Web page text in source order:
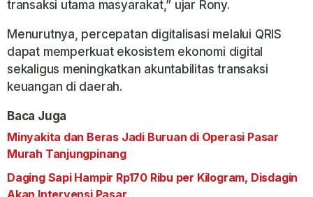
transaksi utama masyarakat,” ujar Rony.
Menurutnya, percepatan digitalisasi melalui QRIS
dapat memperkuat ekosistem ekonomi digital
sekaligus meningkatkan akuntabilitas transaksi
keuangan di daerah.
Baca Juga
Minyakita dan Beras Jadi Buruan di Operasi Pasar
Murah Tanjungpinang
Daging Sapi Hampir Rp170 Ribu per Kilogram, Disdagin